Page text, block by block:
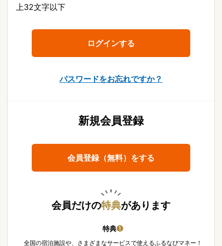
上32文字以下
パスワードをお忘れですか？
新規会員登録
会員登録（無料）をする
会員だけの特典があります
特典❶
全国の宿泊施設や、さまざまなサービスで使えるふるなびマネー！